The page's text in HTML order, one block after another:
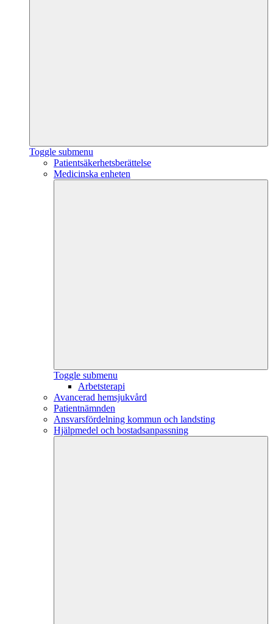
Toggle submenu
Patientsäkerhetsberättelse
Medicinska enheten
Toggle submenu
Arbetsterapi
Avancerad hemsjukvård
Patientnämnden
Ansvarsfördelning kommun och landsting
Hjälpmedel och bostadsanpassning